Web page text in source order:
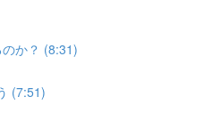
か？ (8:31)
(7:51)